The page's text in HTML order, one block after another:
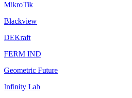
MikroTik
Blackview
DEKraft
FERM IND
Geometric Future
Infinity Lab